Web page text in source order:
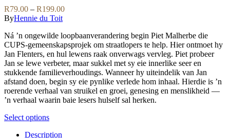
be
chosen
on
the
product
page
variants.
The
options
may
be
chosen
on
the
product
page
R79.00 – R199.00Price
through
R199.00
ByHennie du Toit
Ná ’n ongewilde loopbaanverandering begin Piet Malherbe die
CUPS-gemeenskapsprojek om straatlopers te help. Hier ontmoet hy
Jan Flenters, en hul lewens raak onverwags vervleg. Piet probeer
Jan se lewe verbeter, maar sukkel met sy eie innerlike seer en
stukkende familieverhoudings. Wanneer hy uiteindelik van Jan
afstand doen, begin sy eie pynlike verlede hom inhaal. Hierdie is ’n
roerende verhaal van struikel en groei, genesing en menslikheid —
’n verhaal waarin baie lesers hulself sal herken.
Select optionsThis
has
Description